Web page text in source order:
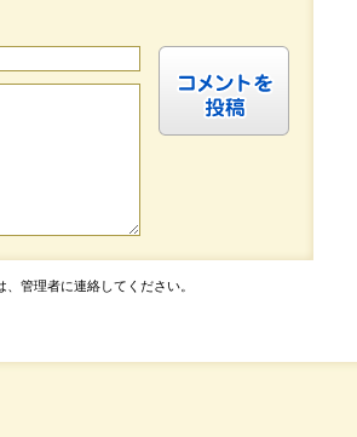
管理者に連絡してください。